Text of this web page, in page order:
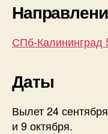
СПб-Калининград
Даты
Вылет 24
и 9 октября.